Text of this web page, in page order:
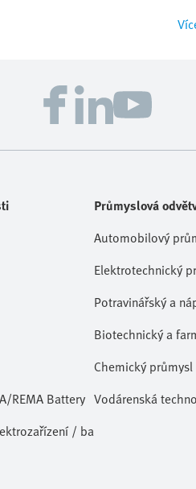
REMA Battery
/ baterií
Průmyslová
Automobilový
Elektrotechnický
Potravinářský a
Biotechnický a
Chemický průmysl
Vodárenská